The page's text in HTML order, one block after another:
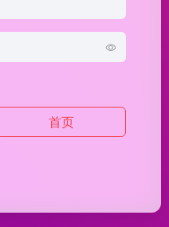
首页